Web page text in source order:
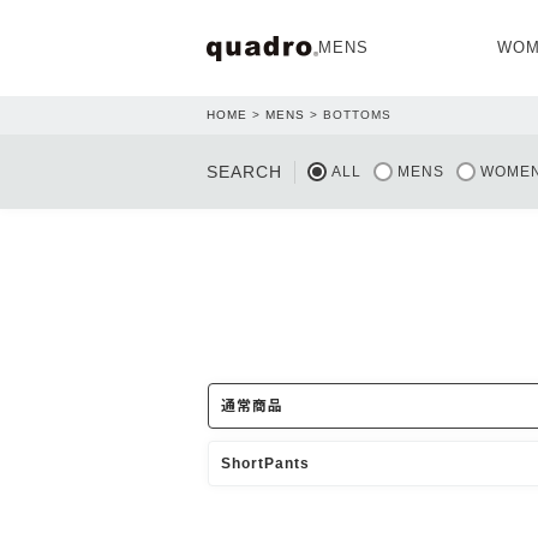
MENS
HOME MENS BOTTOMS
SEARCH ALL MENS
通常商品
ShortPants